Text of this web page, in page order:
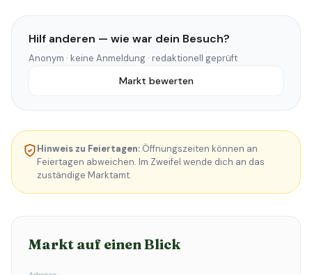
Hilf anderen — wie war dein Besuch?
Anonym · keine Anmeldung · redaktionell geprüft
Markt bewerten
Hinweis zu Feiertagen: Öffnungszeiten können an
Feiertagen abweichen. Im Zweifel wende dich an das
zuständige Marktamt.
Markt auf einen Blick